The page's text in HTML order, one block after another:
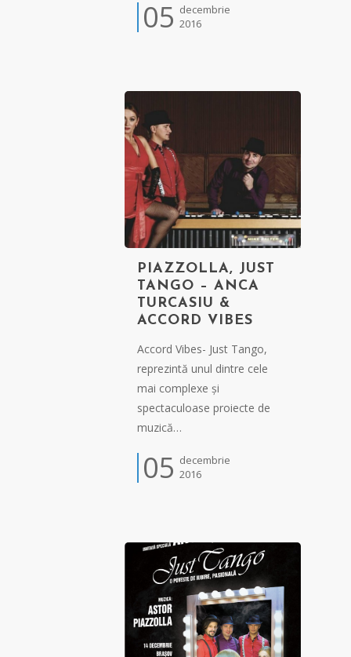
05 decembrie
2016
PIAZZOLLA, JUST
TANGO – ANCA
TURCASIU &
ACCORD VIBES
Accord Vibes- Just Tango,
reprezintă unul dintre cele
mai complexe și
spectaculoase proiecte de
muzică…
05 decembrie
2016